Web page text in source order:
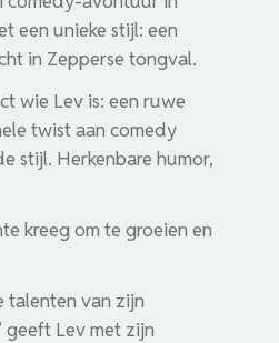
een unieke stijl: een
in Zepperse tongval.
wie Lev is: een ruwe
twist aan comedy
stijl. Herkenbare humor,
kreeg om te groeien en
van zijn
Lev met zijn